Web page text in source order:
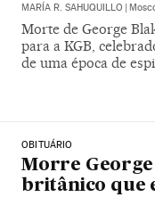
MARÍA R. SAHUQUILLO |
Morte de George
para a KGB,
de uma época de
OBITUÁRIO
Morre George
britânico que